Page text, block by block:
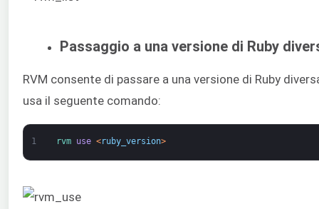
Passaggio a una versione di Ruby
RVM consente di passare a una versione di Ruby
usa il seguente comando:
1 rvm use <ruby_version>